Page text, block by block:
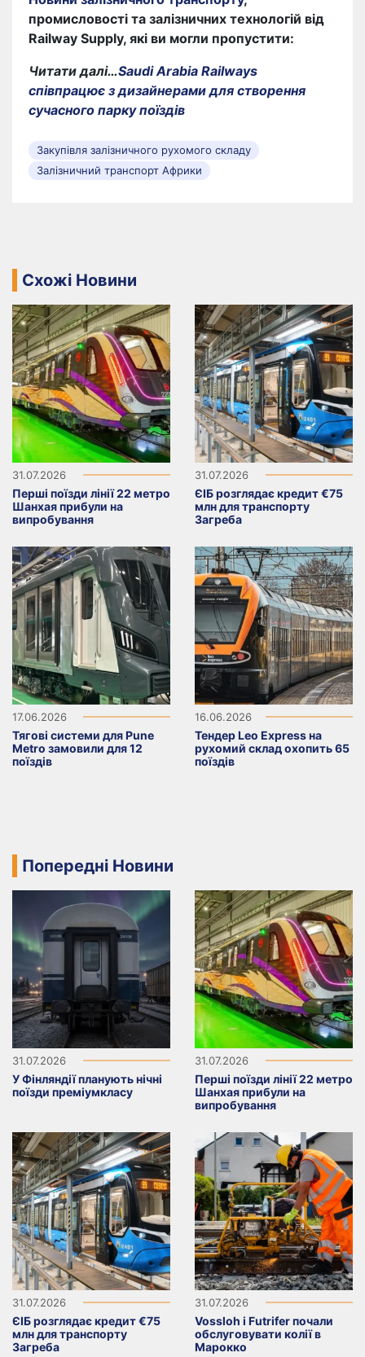
промисловості та залізничних технологій від
Railway Supply, які ви могли пропустити:
Читати далі…Saudi Arabia Railways
співпрацює з дизайнерами для створення
сучасного парку поїздів
Закупівля залізничного рухомого складу
Залізничний транспорт Африки
Схожі Новини
31.07.2026
Перші поїзди лінії 22 метро
Шанхая прибули на
випробування
31.07.2026
ЄІБ розглядає кредит €75
млн для транспорту
Загреба
17.06.2026
Тягові системи для Pune
Metro замовили для 12
поїздів
16.06.2026
Тендер Leo Express на
рухомий склад охопить 65
поїздів
Попередні Новини
31.07.2026
У Фінляндії планують нічні
поїзди преміумкласу
31.07.2026
Перші поїзди лінії 22 метро
Шанхая прибули на
випробування
31.07.2026
ЄІБ розглядає кредит €75
млн для транспорту
Загреба
31.07.2026
Vossloh і Futrifer почали
обслуговувати колії в
Марокко